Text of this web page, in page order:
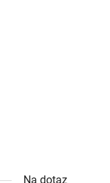
Na dotaz